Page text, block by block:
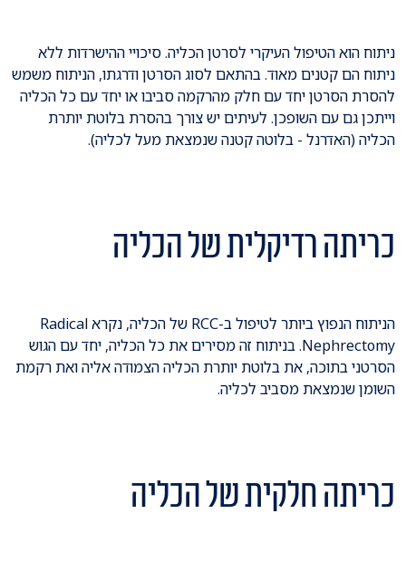
ניתוח הוא הטיפול העיקרי לסרטן הכליה. סיכויי ההישרדות ללא
ניתוח הם קטנים מאוד. בהתאם לסוג הסרטן ודרגתו, הניתוח משמש
להסרת הסרטן יחד עם חלק מהרקמה סביבו או יחד עם כל הכליה
וייתכן גם עם השופכן. לעיתים יש צורך בהסרת בלוטת יותרת
הכליה (האדרנל - בלוטה קטנה שנמצאת מעל לכליה).
כריתה רדיקלית של הכליה
הניתוח הנפוץ ביותר לטיפול ב-RCC של הכליה, נקרא Radical
Nephrectomy. בניתוח זה מסירים את כל הכליה, יחד עם הגוש
הסרטני בתוכה, את בלוטת יותרת הכליה הצמודה אליה ואת רקמת
השומן שנמצאת מסביב לכליה.
כריתה חלקית של הכליה